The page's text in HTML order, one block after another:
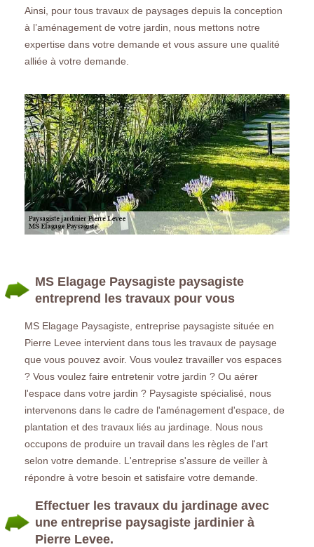
Ainsi, pour tous travaux de paysages depuis la conception
à l’aménagement de votre jardin, nous mettons notre
expertise dans votre demande et vous assure une qualité
alliée à votre demande.
MS Elagage Paysagiste paysagiste
entreprend les travaux pour vous
MS Elagage Paysagiste, entreprise paysagiste située en
Pierre Levee intervient dans tous les travaux de paysage
que vous pouvez avoir. Vous voulez travailler vos espaces
? Vous voulez faire entretenir votre jardin ? Ou aérer
l'espace dans votre jardin ? Paysagiste spécialisé, nous
intervenons dans le cadre de l'aménagement d'espace, de
plantation et des travaux liés au jardinage. Nous nous
occupons de produire un travail dans les règles de l'art
selon votre demande. L'entreprise s'assure de veiller à
répondre à votre besoin et satisfaire votre demande.
Effectuer les travaux du jardinage avec
une entreprise paysagiste jardinier à
Pierre Levee.